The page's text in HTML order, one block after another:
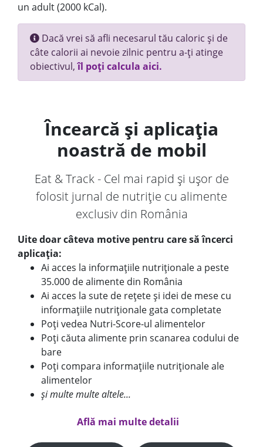
un adult (2000 kCal).
Dacă vrei să afli necesarul tău caloric și de
câte calorii ai nevoie zilnic pentru a-ți atinge
obiectivul,îl poți calcula aici.
Încearcă și aplicația
noastră de mobil
Eat & Track - Cel mai rapid și ușor de
folosit jurnal de nutriție cu alimente
exclusiv din România
Uite doar câteva motive pentru care să încerci
aplicația:
Ai acces la informațiile nutriționale a peste
35.000 de alimente din România
Ai acces la sute de rețete și idei de mese cu
informațiile nutriționale gata completate
Poți vedea Nutri-Score-ul alimentelor
Poți căuta alimente prin scanarea codului de
bare
Poți compara informațiile nutriționale ale
alimentelor
și multe multe altele...
Află mai multe detalii